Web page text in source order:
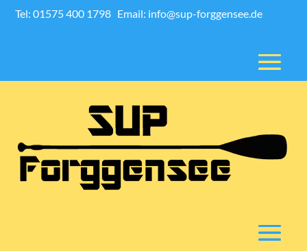
Tel: 01575 400 1798 Email: info@sup-forggensee.de